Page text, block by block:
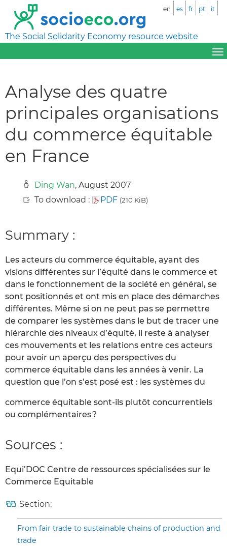
The Social Solidarity Economy resource website
en es fr pt it
Analyse des quatre
principales organisations
du commerce équitable
en France
Ding Wan, August 2007
To download :
PDF (210 KiB)
Summary :
Les acteurs du commerce équitable, ayant des
visions différentes sur l’équité dans le commerce et
dans le fonctionnement de la société en général, se
sont positionnés et ont mis en place des démarches
différentes. Même si on ne peut pas se permettre
de comparer les systèmes dans le but de tracer une
hiérarchie des niveaux d’équité, il reste à analyser
ces mouvements et les relations entre ces acteurs
pour avoir un aperçu des perspectives du
commerce équitable dans les années à venir. La
question que l’on s’est posé est : les systèmes du
commerce équitable sont-ils plutôt concurrentiels
ou complémentaires ?
Sources :
Equi’DOC Centre de ressources spécialisées sur le
Commerce Equitable
Section:
From fair trade to sustainable chains of production and
trade